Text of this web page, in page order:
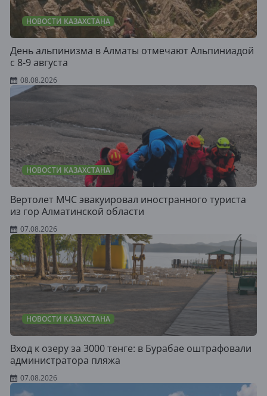
НОВОСТИ КАЗАХСТАНА
День альпинизма в Алматы отмечают Альпиниадой
с 8-9 августа
08.08.2026
НОВОСТИ КАЗАХСТАНА
Вертолет МЧС эвакуировал иностранного туриста
из гор Алматинской области
07.08.2026
НОВОСТИ КАЗАХСТАНА
Вход к озеру за 3000 тенге: в Бурабае оштрафовали
администратора пляжа
07.08.2026